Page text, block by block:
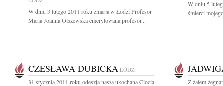
W dniu 3 lutego 2011 roku zmarła w Łodzi Profesor
Maria Joanna Olszewska emerytowana profesor...
W dniu 5
śmierci
CZESŁAWA DUBICKA ŁÓDŹ
31 stycznia 2011 roku odeszła nasza ukochana Ciocia
Z żalem